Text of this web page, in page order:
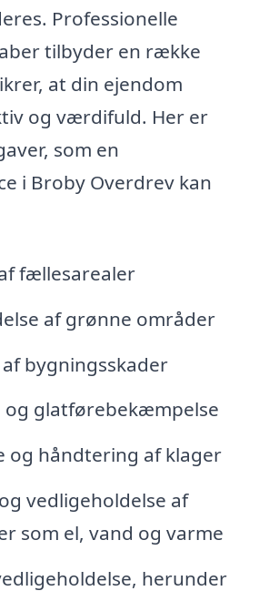
Professionelle
tilbyder en række
at din ejendom
og værdifuld. Her er
som en
i Broby Overdrev kan
fællesarealer
af grønne områder
bygningsskader
og glatførebekæmpelse
og håndtering af klager
vedligeholdelse af
som el, vand og varme
herunder